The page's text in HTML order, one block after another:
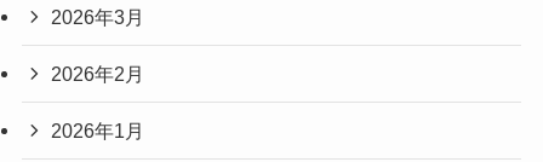
2026年3月
2026年2月
2026年1月